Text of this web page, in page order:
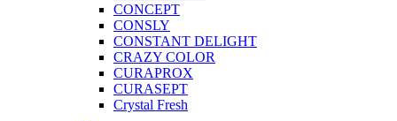
CONCEPT
CONSLY
CONSTANT DELIGHT
CRAZY COLOR
CURAPROX
CURASEPT
Crystal Fresh